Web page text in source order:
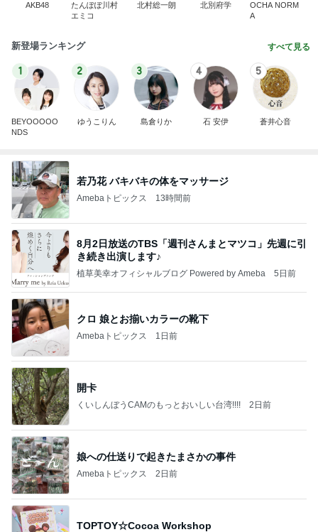
AKB48
たんぽぽ川村
エミコ
北村総一朗 北別府学
OCHA NORM
A
新登場ランキング すべて見る
1
BEYOOOOO
NDS
2
ゆうこりん
3
島倉りか
4
石 安伊
5
蒼井心音
若乃花 バキバキの体をマッサージ
Amebaトピックス 13時間前
8月2日放送のTBS「週刊さんまとマツコ」先週に引
き続き出演します♪
植草美幸オフィシャルブログ Powered by Ameba 5日前
クロ 娘とお揃いカラーの靴下
Amebaトピックス 1日前
開卡
くいしんぼうCAMのもっとおいしい台湾!!!! 2日前
娘への仕送りで起きたまさかの事件
Amebaトピックス 2日前
TOPTOY☆Cocoa Workshop